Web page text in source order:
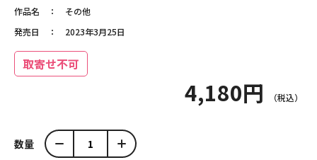
作品名
その他
発売日
2023年3月25日
取寄せ不可
4,180円
数量